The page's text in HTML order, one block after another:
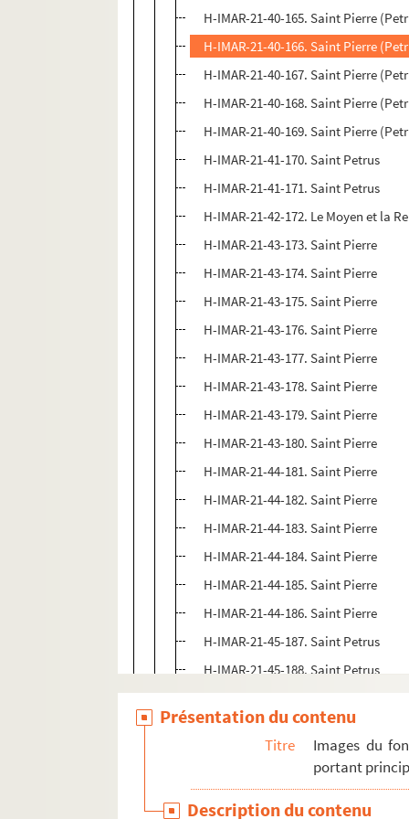
H-IMAR-21-40-165. Saint Pierre
H-IMAR-21-40-166. Saint Pierre
H-IMAR-21-40-167. Saint Pierre
H-IMAR-21-40-168. Saint Pierre
H-IMAR-21-40-169. Saint Pierre
H-IMAR-21-41-170. Saint Petrus
H-IMAR-21-41-171. Saint Petrus
H-IMAR-21-42-172. Le Moyen et la
H-IMAR-21-43-173. Saint Pierre
H-IMAR-21-43-174. Saint Pierre
H-IMAR-21-43-175. Saint Pierre
H-IMAR-21-43-176. Saint Pierre
H-IMAR-21-43-177. Saint Pierre
H-IMAR-21-43-178. Saint Pierre
H-IMAR-21-43-179. Saint Pierre
H-IMAR-21-43-180. Saint Pierre
H-IMAR-21-44-181. Saint Pierre
H-IMAR-21-44-182. Saint Pierre
H-IMAR-21-44-183. Saint Pierre
H-IMAR-21-44-184. Saint Pierre
H-IMAR-21-44-185. Saint Pierre
H-IMAR-21-44-186. Saint Pierre
H-IMAR-21-45-187. Saint Petrus
H-IMAR-21-45-188. Saint Petrus
H-IMAR-21-45-189. Saint Petrus
H-IMAR-21-45-190. Saint Petrus
H-IMAR-21-45 bis-191. Saint Pierre
H-IMAR-21-46-193. Saint Pierre
Présentation du contenu
Titre
Images du
portant
Description du contenu